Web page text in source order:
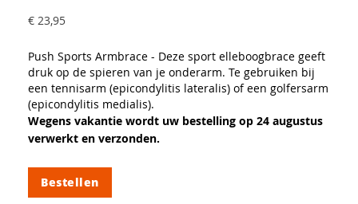
€ 23,95
Push Sports Armbrace - Deze sport elleboogbrace geeft
druk op de spieren van je onderarm. Te gebruiken bij
een tennisarm (epicondylitis lateralis) of een golfersarm
(epicondylitis medialis).
Wegens vakantie wordt uw bestelling op 24 augustus
verwerkt en verzonden.
Bestellen